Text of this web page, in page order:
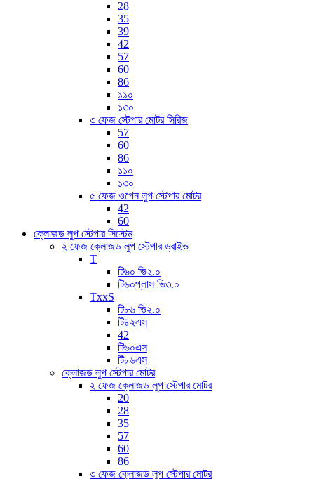
28
35
39
42
57
60
86
১১০
১৩০
৩ ফেজ স্টেপার মোটর সিরিজ
57
60
86
১১০
১৩০
৫ ফেজ ওপেন লুপ স্টেপার মোটর
42
60
ক্লোজড লুপ স্টেপার সিস্টেম
২ ফেজ ক্লোজড লুপ স্টেপার ড্রাইভ
T
টি৬০ ভি২.০
টি৬০প্লাস ভি৩.০
TxxS
টি৮৬ ভি২.০
টি৪২এস
42
টি৬০এস
টি৮৬এস
ক্লোজড লুপ স্টেপার মোটর
২ ফেজ ক্লোজড লুপ স্টেপার মোটর
20
28
35
57
60
86
৩ ফেজ ক্লোজড লুপ স্টেপার মোটর